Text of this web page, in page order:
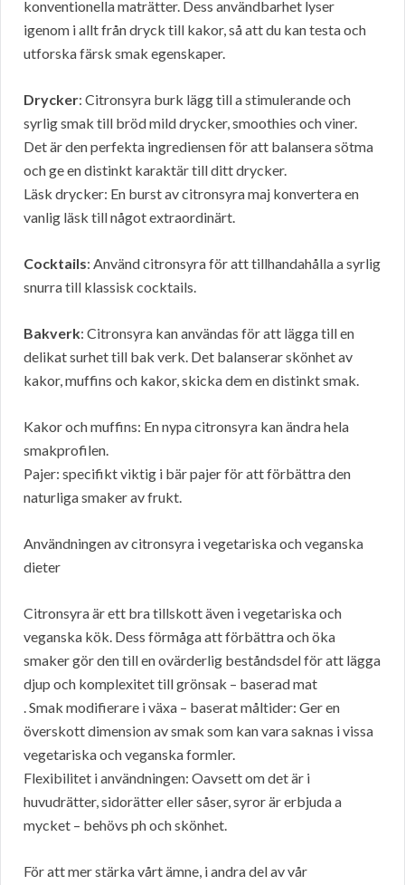
konventionella maträtter. Dess användbarhet lyser
igenom i allt från dryck till kakor, så att du kan testa och
utforska färsk smak egenskaper.
Drycker: Citronsyra burk lägg till a stimulerande och
syrlig smak till bröd mild drycker, smoothies och viner.
Det är den perfekta ingrediensen för att balansera sötma
och ge en distinkt karaktär till ditt drycker.
Läsk drycker: En burst av citronsyra maj konvertera en
vanlig läsk till något extraordinärt.
Cocktails: Använd citronsyra för att tillhandahålla a syrlig
snurra till klassisk cocktails.
Bakverk: Citronsyra kan användas för att lägga till en
delikat surhet till bak verk. Det balanserar skönhet av
kakor, muffins och kakor, skicka dem en distinkt smak.
Kakor och muffins: En nypa citronsyra kan ändra hela
smakprofilen.
Pajer: specifikt viktig i bär pajer för att förbättra den
naturliga smaker av frukt.
Användningen av citronsyra i vegetariska och veganska
dieter
Citronsyra är ett bra tillskott även i vegetariska och
veganska kök. Dess förmåga att förbättra och öka
smaker gör den till en ovärderlig beståndsdel för att lägga
djup och komplexitet till grönsak – baserad mat
. Smak modifierare i växa – baserat måltider: Ger en
överskott dimension av smak som kan vara saknas i vissa
vegetariska och veganska formler.
Flexibilitet i användningen: Oavsett om det är i
huvudrätter, sidorätter eller såser, syror är erbjuda a
mycket – behövs ph och skönhet.
För att mer stärka vårt ämne, i andra del av vår